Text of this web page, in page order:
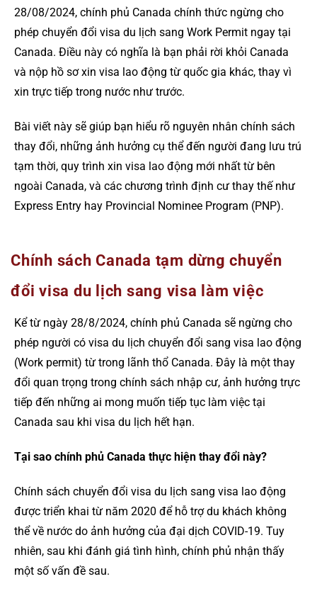
28/08/2024, chính phủ Canada chính thức ngừng cho
phép chuyển đổi visa du lịch sang Work Permit ngay tại
Canada. Điều này có nghĩa là bạn phải rời khỏi Canada
và nộp hồ sơ xin visa lao động từ quốc gia khác, thay vì
xin trực tiếp trong nước như trước.
Bài viết này sẽ giúp bạn hiểu rõ nguyên nhân chính sách
thay đổi, những ảnh hưởng cụ thể đến người đang lưu trú
tạm thời, quy trình xin visa lao động mới nhất từ bên
ngoài Canada, và các chương trình định cư thay thế như
Express Entry hay Provincial Nominee Program (PNP).
Chính sách Canada tạm dừng chuyển
đổi visa du lịch sang visa làm việc
Kể từ ngày 28/8/2024, chính phủ Canada sẽ ngừng cho
phép người có visa du lịch chuyển đổi sang visa lao động
(Work permit) từ trong lãnh thổ Canada. Đây là một thay
đổi quan trọng trong chính sách nhập cư, ảnh hưởng trực
tiếp đến những ai mong muốn tiếp tục làm việc tại
Canada sau khi visa du lịch hết hạn.
Tại sao chính phủ Canada thực hiện thay đổi này?
Chính sách chuyển đổi visa du lịch sang visa lao động
được triển khai từ năm 2020 để hỗ trợ du khách không
thể về nước do ảnh hưởng của đại dịch COVID-19. Tuy
nhiên, sau khi đánh giá tình hình, chính phủ nhận thấy
một số vấn đề sau.